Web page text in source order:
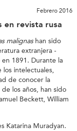
Febrero 2016
en revista rusa
malignashan sido
extranjera -
en 1891. Durante la
intelectuales,
de conocer la
los años, han sido
Beckett, William
Katarina Muradyan.